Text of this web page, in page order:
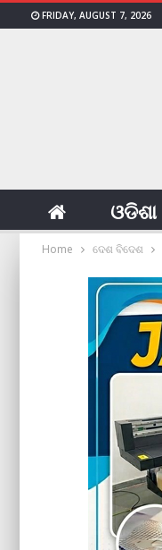
FRIDAY, AUGUST 7, 2026
ଓଡିଶା
Home ଦେଶ ବିଦେଶ